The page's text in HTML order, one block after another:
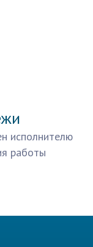
исполнителю
работы